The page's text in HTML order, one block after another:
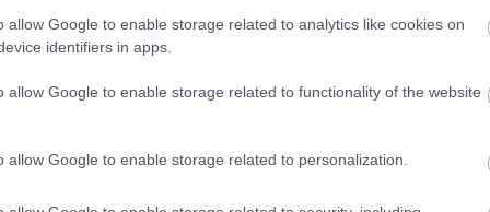
allow Google to enable storage related to analytics like cookies on
identifiers in apps.
allow Google to enable storage related to functionality of the website
allow Google to enable storage related to personalization.